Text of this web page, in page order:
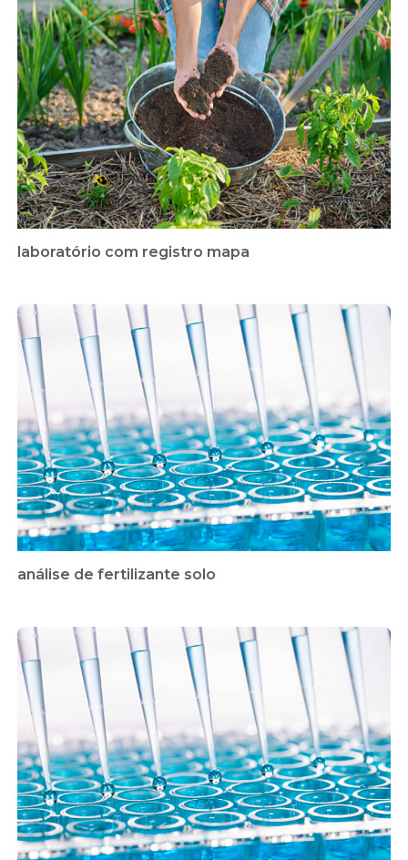
laboratório com registro mapa
análise de fertilizante solo